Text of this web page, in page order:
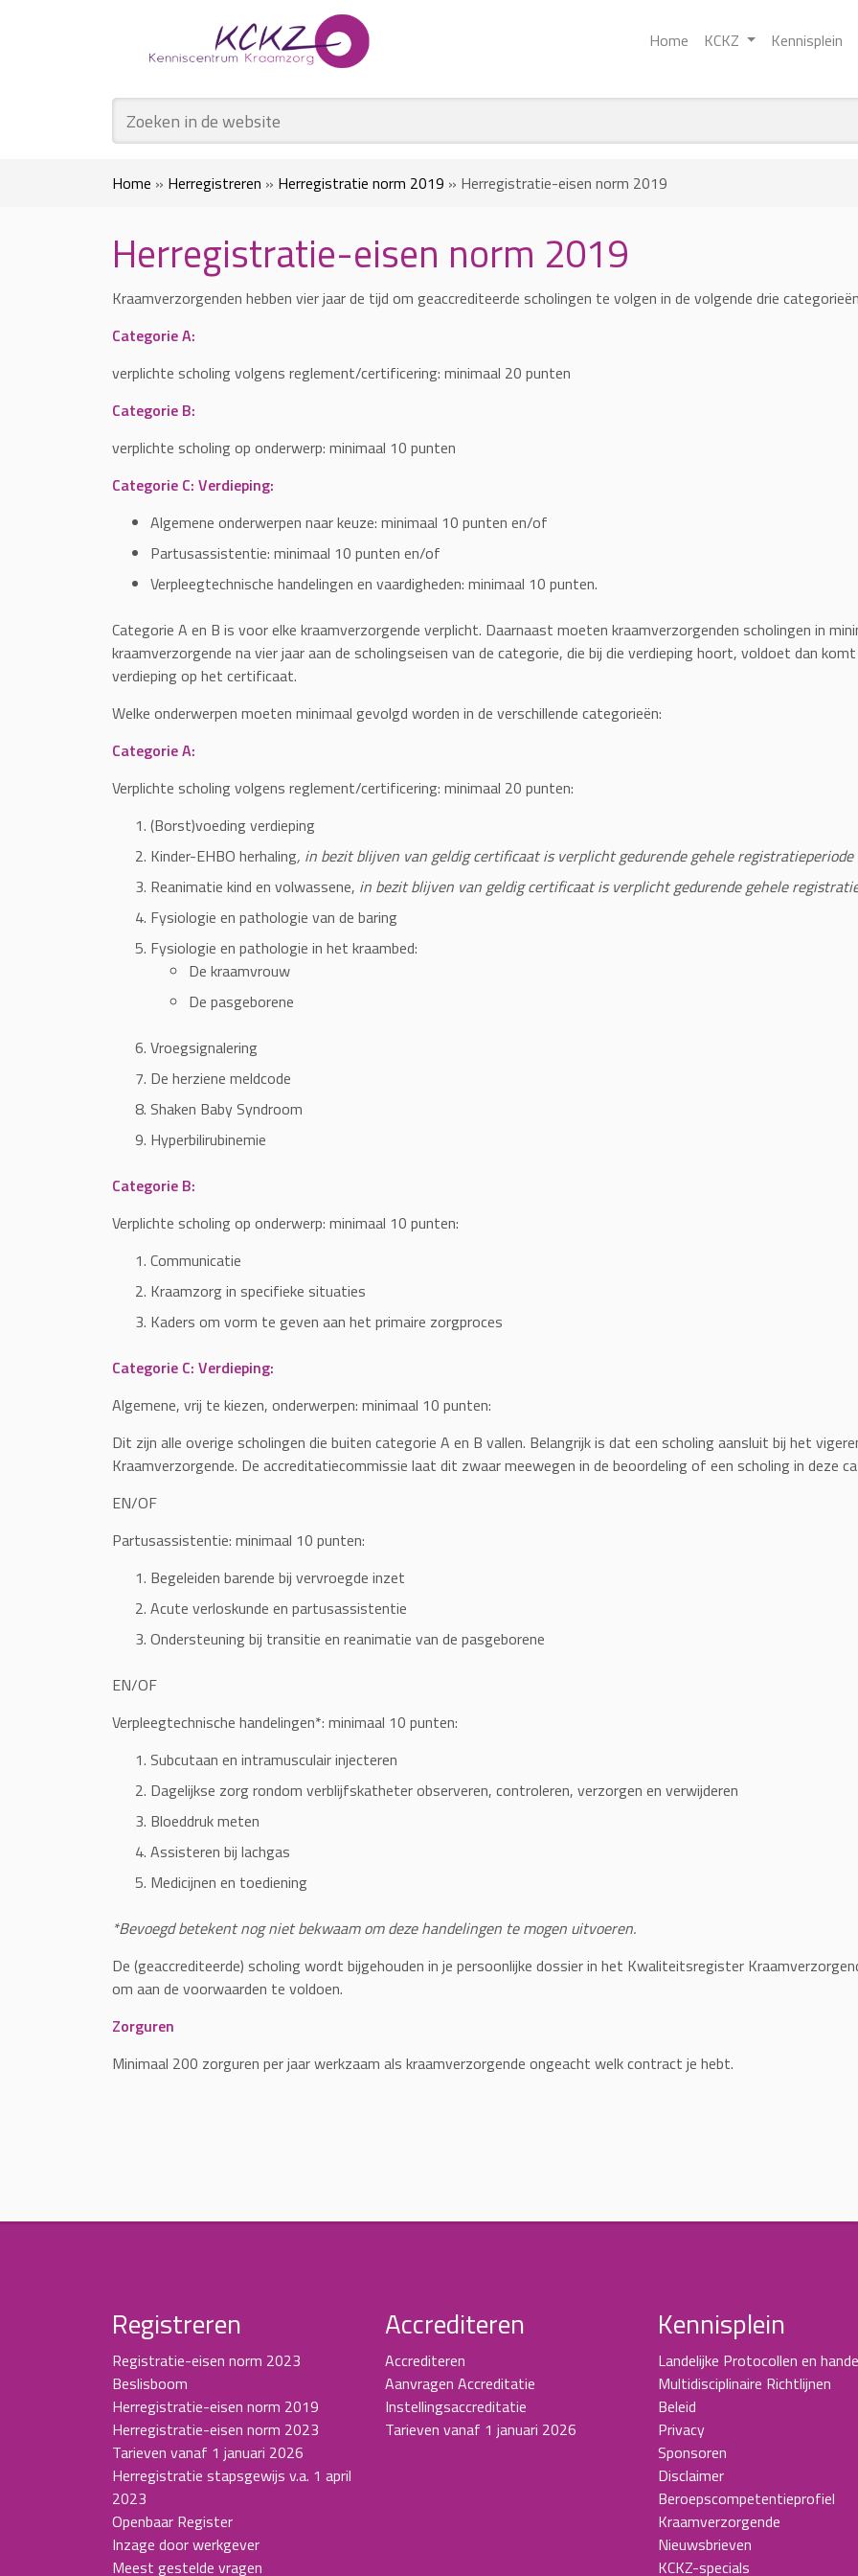
Home KCKZ Kennisplein
Home » Herregistreren » Herregistratie norm 2019 » Herregistratie-eisen norm 2019
Herregistratie-eisen norm 2019
Kraamverzorgenden hebben vier jaar de tijd om geaccrediteerde scholingen te volgen in de volgende drie
Categorie A:
verplichte scholing volgens reglement/certificering: minimaal 20 punten
Categorie B:
verplichte scholing op onderwerp: minimaal 10 punten
Categorie C: Verdieping:
Algemene onderwerpen naar keuze: minimaal 10 punten en/of
Partusassistentie: minimaal 10 punten en/of
Verpleegtechnische handelingen en vaardigheden: minimaal 10 punten.
Categorie A en B is voor elke kraamverzorgende verplicht. Daarnaast moeten kraamverzorgenden scholingen in
kraamverzorgende na vier jaar aan de scholingseisen van de categorie, die bij die verdieping hoort, voldoet dan
verdieping op het certificaat.
Welke onderwerpen moeten minimaal gevolgd worden in de verschillende categorieën:
Categorie A:
Verplichte scholing volgens reglement/certificering: minimaal 20 punten:
(Borst)voeding verdieping
Kinder-EHBO herhaling, in bezit blijven van geldig certificaat is verplicht gedurende gehele registratieperiode
Reanimatie kind en volwassene, in bezit blijven van geldig certificaat is verplicht gedurende gehele
Fysiologie en pathologie van de baring
Fysiologie en pathologie in het kraambed:
De kraamvrouw
De pasgeborene
Vroegsignalering
De herziene meldcode
Shaken Baby Syndroom
Hyperbilirubinemie
Categorie B:
Verplichte scholing op onderwerp: minimaal 10 punten:
Communicatie
Kraamzorg in specifieke situaties
Kaders om vorm te geven aan het primaire zorgproces
Categorie C: Verdieping:
Algemene, vrij te kiezen, onderwerpen: minimaal 10 punten:
Dit zijn alle overige scholingen die buiten categorie A en B vallen. Belangrijk is dat een scholing aansluit bij het
Kraamverzorgende. De accreditatiecommissie laat dit zwaar meewegen in de beoordeling of een scholing in deze
EN/OF
Partusassistentie: minimaal 10 punten:
Begeleiden barende bij vervroegde inzet
Acute verloskunde en partusassistentie
Ondersteuning bij transitie en reanimatie van de pasgeborene
EN/OF
Verpleegtechnische handelingen*: minimaal 10 punten:
Subcutaan en intramusculair injecteren
Dagelijkse zorg rondom verblijfskatheter observeren, controleren, verzorgen en verwijderen
Bloeddruk meten
Assisteren bij lachgas
Medicijnen en toediening
*Bevoegd betekent nog niet bekwaam om deze handelingen te mogen uitvoeren.
De (geaccrediteerde) scholing wordt bijgehouden in je persoonlijke dossier in het Kwaliteitsregister
om aan de voorwaarden te voldoen.
Zorguren
Minimaal 200 zorguren per jaar werkzaam als kraamverzorgende ongeacht welk contract je hebt.
Registreren
Registratie-eisen norm 2023
Beslisboom
Herregistratie-eisen norm 2019
Herregistratie-eisen norm 2023
Tarieven vanaf 1 januari 2026
Herregistratie stapsgewijs v.a. 1 april
2023
Openbaar Register
Inzage door werkgever
Meest gestelde vragen
Accrediteren
Accrediteren
Aanvragen Accreditatie
Instellingsaccreditatie
Tarieven vanaf 1 januari 2026
Kennisplein
Landelijke Protocollen en
Multidisciplinaire Richtlijnen
Beleid
Privacy
Sponsoren
Disclaimer
Beroepscompetentieprofiel
Kraamverzorgende
Nieuwsbrieven
KCKZ-specials